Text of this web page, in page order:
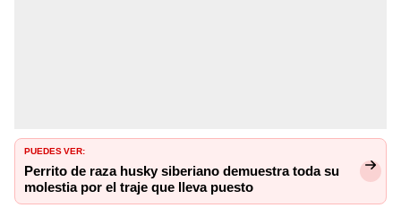
PUEDES VER:
Perrito de raza husky siberiano demuestra toda su
molestia por el traje que lleva puesto